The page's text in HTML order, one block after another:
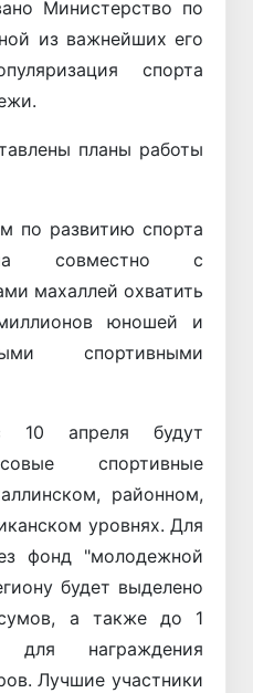
Министерство по
из важнейших его
спорта
планы работы
по развитию спорта
совместно с
махаллей охватить
юношей и
спортивными
апреля будут
спортивные
районном,
уровнях. Для
фонд "молодежной
будет выделено
а также до 1
для награждения
Лучшие участники